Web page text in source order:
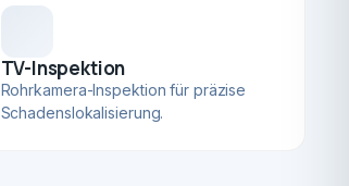
TV-Inspektion
Rohrkamera-Inspektion für präzise
Schadenslokalisierung.